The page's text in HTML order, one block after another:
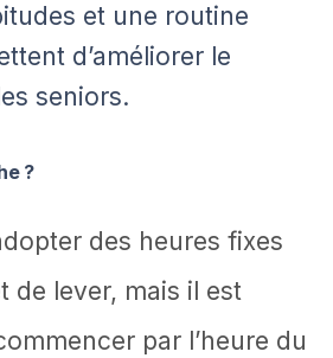
et une routine
d’améliorer le
seniors.
?
des heures fixes
de lever, mais il est
par l’heure du